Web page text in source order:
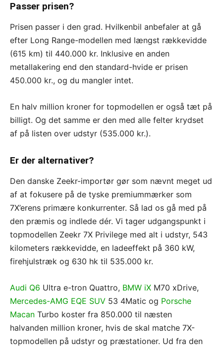
Passer prisen?
Prisen passer i den grad. Hvilkenbil anbefaler at gå
efter Long Range-modellen med længst rækkevidde
(615 km) til 440.000 kr. Inklusive en anden
metallakering end den standard-hvide er prisen
450.000 kr., og du mangler intet.
En halv million kroner for topmodellen er også tæt på
billigt. Og det samme er den med alle felter krydset
af på listen over udstyr (535.000 kr.).
Er der alternativer?
Den danske Zeekr-importør gør som nævnt meget ud
af at fokusere på de tyske premiummærker som
7X’erens primære konkurrenter. Så lad os gå med på
den præmis og indlede dér. Vi tager udgangspunkt i
topmodellen Zeekr 7X Privilege med alt i udstyr, 543
kilometers rækkevidde, en ladeeffekt på 360 kW,
firehjulstræk og 630 hk til 535.000 kr.
Audi Q6 Ultra e-tron Quattro, BMW iX M70 xDrive,
Mercedes-AMG EQE SUV 53 4Matic og Porsche
Macan Turbo koster fra 850.000 til næsten
halvanden million kroner, hvis de skal matche 7X-
topmodellen på udstyr og præstationer. Ud fra den